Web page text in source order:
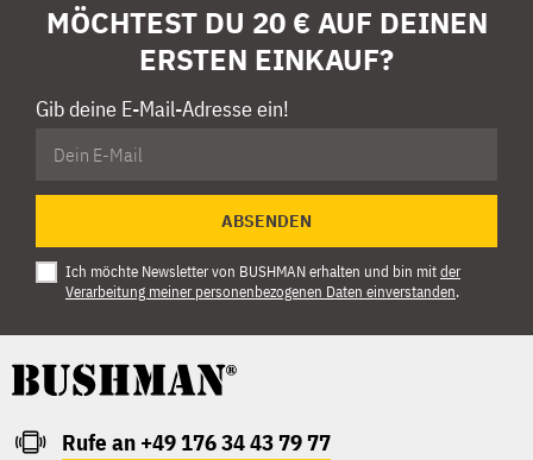
MÖCHTEST DU 20 € AUF DEINEN
ERSTEN EINKAUF?
Gib deine E-Mail-Adresse ein!
ABSENDEN
Ich möchte Newsletter von BUSHMAN erhalten und bin mitder
Verarbeitung meiner personenbezogenen Daten einverstanden.
Rufe an +49 176 34 43 79 77